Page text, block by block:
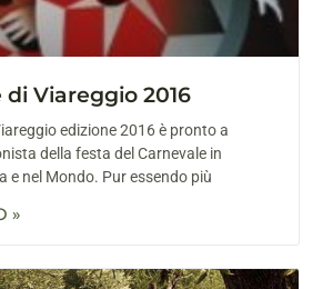
Viareggio 2016
edizione 2016 è pronto a
della festa del Carnevale in
e nel Mondo. Pur essendo più
»